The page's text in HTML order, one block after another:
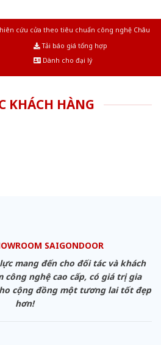
cứu cửa theo tiêu chuẩn công nghệ Châu
Tải báo giá tổng hợp
Dành cho đại lý
KHÁCH HÀNG
SAIGONDOOR
mang đến cho đối tác và khách
công nghệ cao cấp, có giá trị gia
cộng đồng một tương lai tốt đẹp
hơn!